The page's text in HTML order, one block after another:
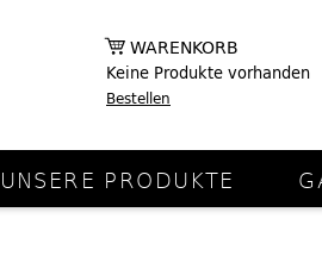
WARENKORB
Keine Produkte vorhanden
Bestellen
UNSERE PRODUKTE